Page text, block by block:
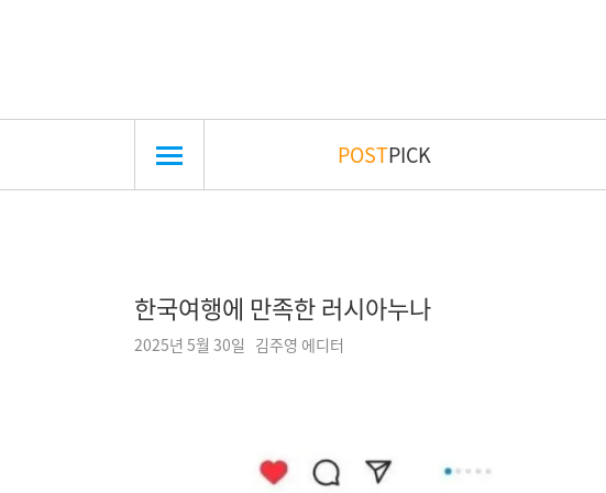
POSTPICK
한국여행에 만족한 러시아누나
2025년 5월 30일 김주영 에디터